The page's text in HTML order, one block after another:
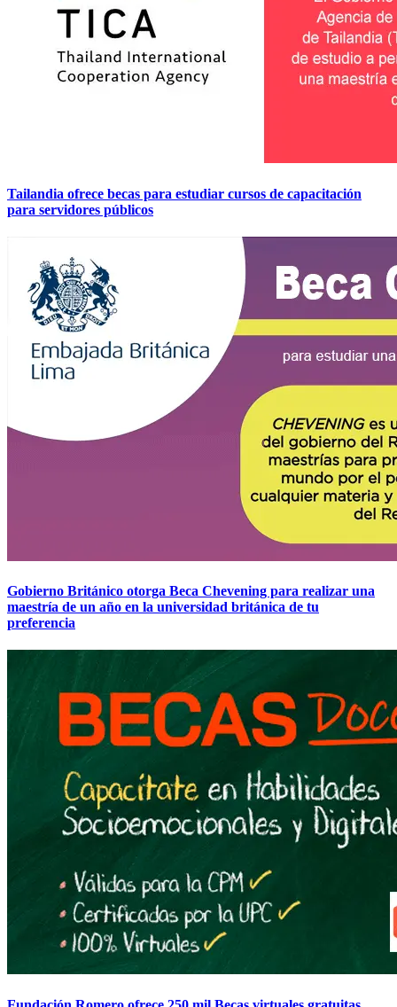
Tailandia ofrece becas para estudiar cursos de capacitación
para servidores públicos
Gobierno Británico otorga Beca Chevening para realizar una
maestría de un año en la universidad británica de tu
preferencia